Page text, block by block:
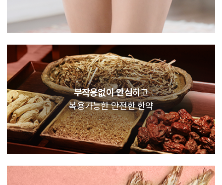
부작용없이 안심하고
복용가능한 안전한 한약